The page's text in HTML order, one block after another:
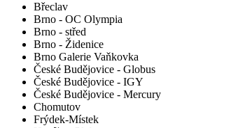
Břeclav
Brno - OC Olympia
Brno - střed
Brno - Židenice
Brno Galerie Vaňkovka
České Budějovice - Globus
České Budějovice - IGY
České Budějovice - Mercury
Chomutov
Frýdek-Místek